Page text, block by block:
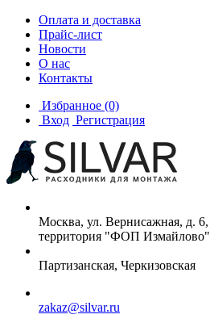
Оплата и доставка
Прайс-лист
Новости
О нас
Контакты
Избранное (0)
Вход Регистрация
Москва, ул. Вернисажная, д. 6,
территория "ФОП Измайлово"
Партизанская, Черкизовская
zakaz@silvar.ru